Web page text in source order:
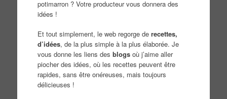
potimarron ? Votre producteur vous donnera des
idées !
Et tout simplement, le web regorge de recettes,
d’idées, de la plus simple à la plus élaborée. Je
vous donne les liens des blogs où j’aime aller
piocher des idées, où les recettes peuvent être
rapides, sans être onéreuses, mais toujours
délicieuses !